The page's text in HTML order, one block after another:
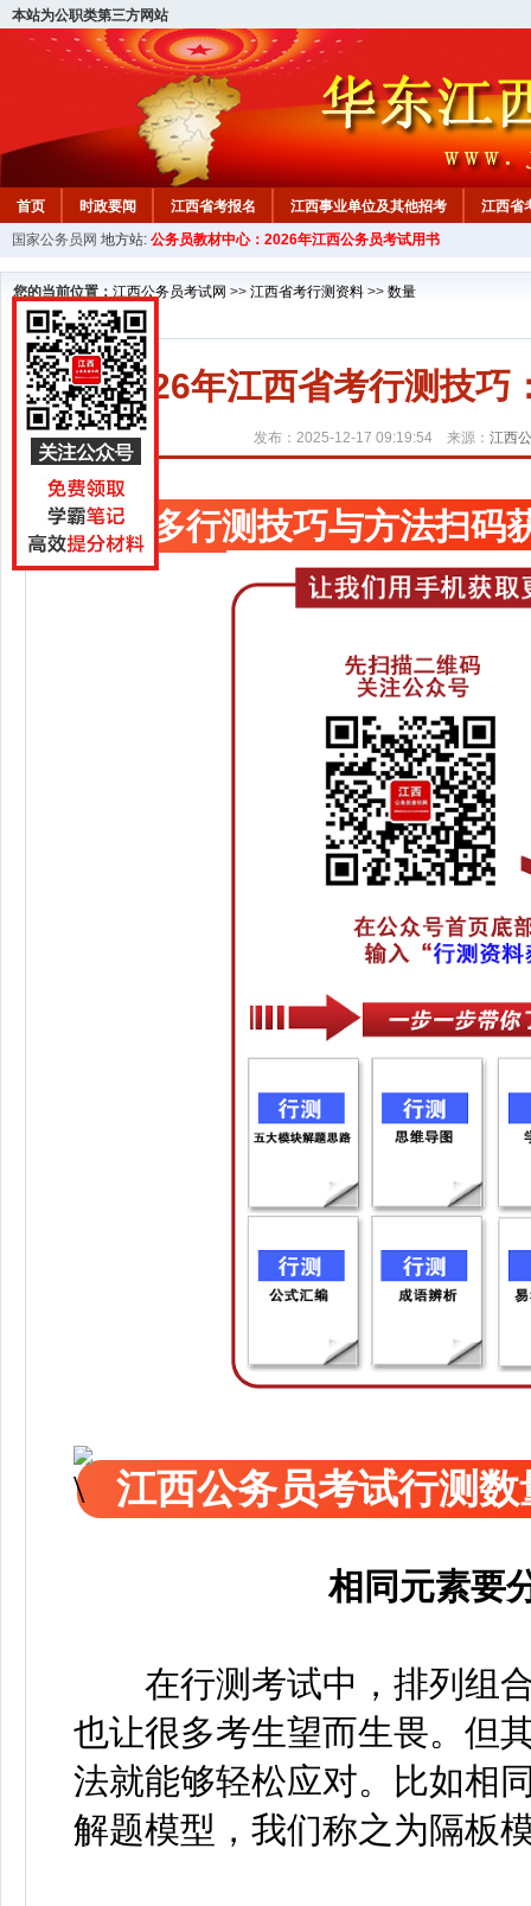
本站为公职类第三方网站
首页 时政要闻 江西省考报名 江西事业单位及其他招考 江西省
教材中心
国家公务员网 地方站: 公务员教材中心：2026年江西公务员考试用书
您的当前位置： 江西公务员考试网 >> 江西省考行测资料 >> 数量
2026年江西省考行测技巧
发布：2025-12-17 09:19:54 来源： 江西
更多行测技巧与方法扫码
江西公务员考试行测
相同元素要
在行测考试中，排列组合
也让很多考生望而生畏。但
法就能够轻松应对。比如相
解题模型，我们称之为隔板